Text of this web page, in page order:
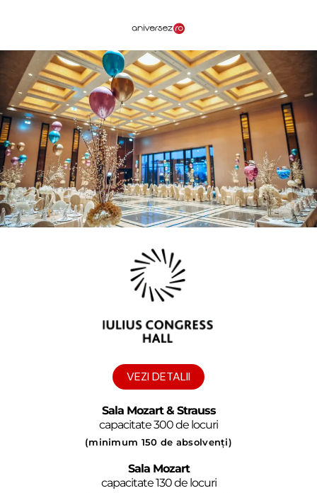
VEZI DETALII
Sala Mozart & Strauss
capacitate 300 de locuri
(minimum 150 de absolvenți)
Sala Mozart
capacitate 130 de locuri